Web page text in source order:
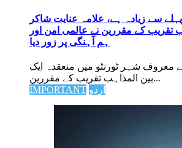
سے زیادہ ہے، علامہ عنایت شاکر
تقریب کے مقررین نے عالمی امن اور
ہم آہنگی پر زور دیا
معروف شہر ٹورنٹو میں منعقدہ ایک
بین المذاہب تقریب کے مقررین...
IMPORTANT اردو